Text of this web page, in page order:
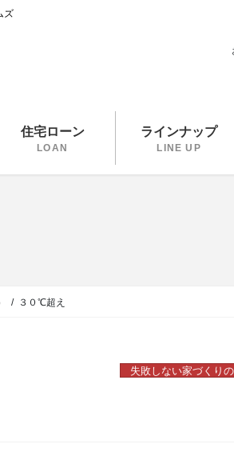
ズ
住宅ローン
LOAN
ラインナップ
LINE UP
３０℃超え
失敗しない家づくり